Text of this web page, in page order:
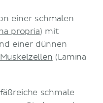
einer schmalen
propria) mit
einer dünnen
(Lamina
schmale